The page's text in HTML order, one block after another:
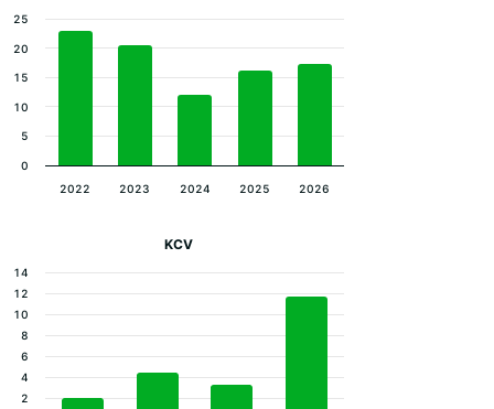
2022 2023 2024 2025 2026
0
5
10
15
20
25
KCV
2
4
6
8
10
12
14